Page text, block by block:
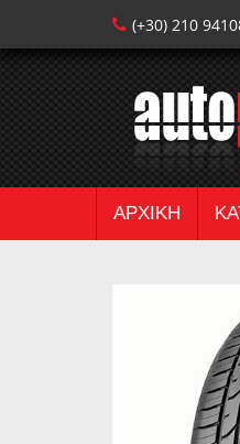
(+30) 210
ΑΡΧΙΚΗ